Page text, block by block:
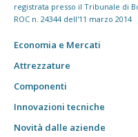
registrata presso il Tribunale di
ROC n. 24344 dell'11 marzo 2014
Economia e Mercati
Attrezzature
Componenti
Innovazioni tecniche
Novità dalle aziende